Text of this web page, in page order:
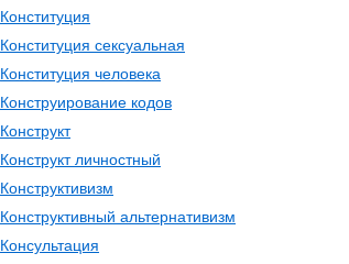
Конституция
Конституция сексуальная
Конституция человека
Конструирование кодов
Конструкт
Конструкт личностный
Конструктивизм
Конструктивный альтернативизм
Консультация